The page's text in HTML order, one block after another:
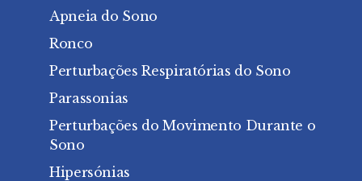
Apneia do Sono
Ronco
Perturbações Respiratórias do Sono
Parassonias
Perturbações do Movimento Durante o
Sono
Hipersónias